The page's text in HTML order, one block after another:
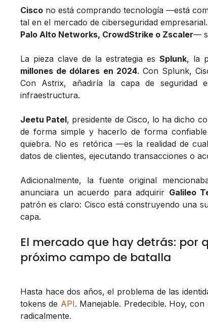
Cisco no está comprando tecnología —está
tal en el mercado de ciberseguridad
Palo Alto Networks, CrowdStrike o Zscaler—
La pieza clave de la estrategia esSplunk, la
millones de dólares en 2024. Con Splunk,
Con Astrix, añadiría la capa de seguridad
infraestructura.
Jeetu Patel, presidente de Cisco, lo ha dicho
de forma simple y hacerlo de formaconfiable
quiebra. No es retórica —es la realidad de
datos de clientes, ejecutando transacciones o
Adicionalmente, la fuente original
anunciara un acuerdo para adquirir Galileo
patrón es claro: Cisco está construyendo una
capa.
El mercado que hay detrás: por
próximo campo de batalla
Hasta hace dos años, el problema de las
tokens de API. Manejable. Predecible. Hoy,
radicalmente.